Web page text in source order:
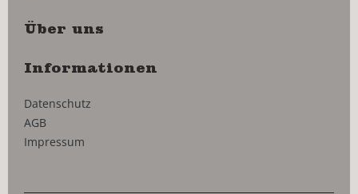
Über uns
Informationen
Datenschutz
AGB
Impressum